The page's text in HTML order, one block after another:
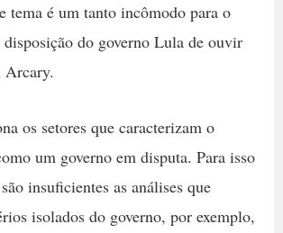
tema é um tanto incômodo para o
do governo Lula de ouvir
Arcary.
os setores que caracterizam o
um governo em disputa. Para isso
insuficientes as análises que
isolados do governo, por exemplo,